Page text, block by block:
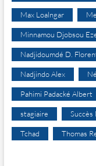
Max Loalngar
Minnamou Djobsou
Nadjidoumdé D.
Nadjindo Alex
Pahimi Padacké Albert
stagiaire Succès
Tchad Thomas